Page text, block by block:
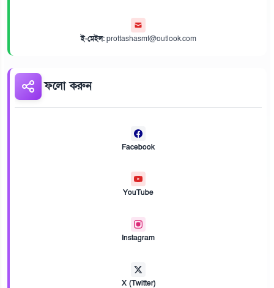
ই-মেইল:prottashasmf@outlook.com
ফলো করুন
Facebook
YouTube
Instagram
X (Twitter)